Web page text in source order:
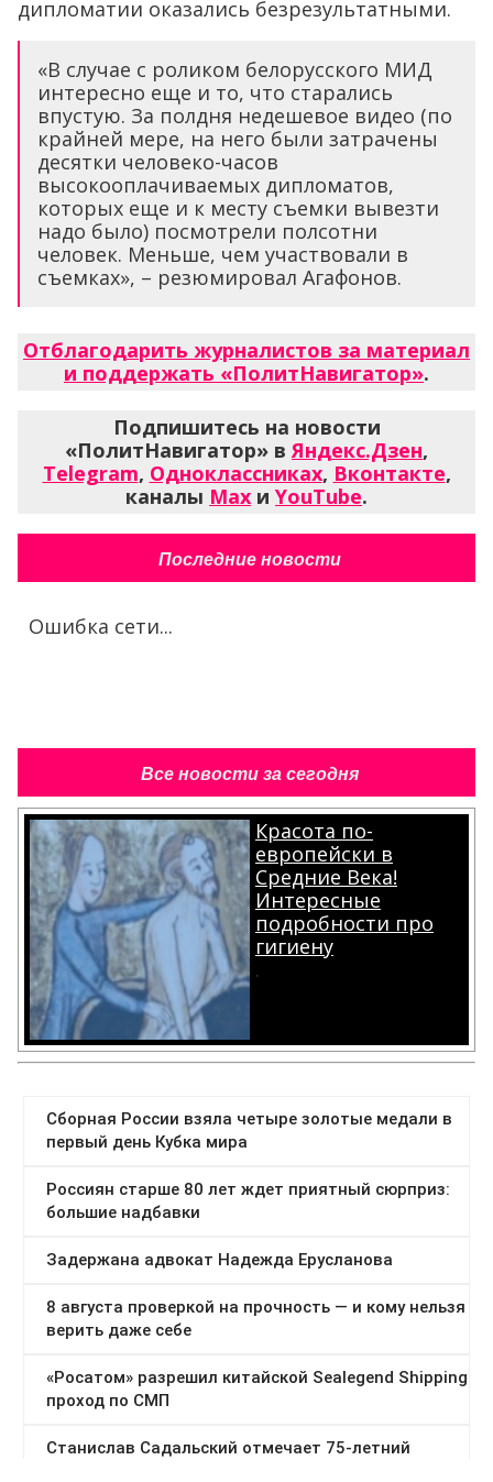
дипломатии оказались безрезультатными.
«В случае с роликом белорусского МИД
интересно еще и то, что старались
впустую. За полдня недешевое видео (по
крайней мере, на него были затрачены
десятки человеко-часов
высокооплачиваемых дипломатов,
которых еще и к месту съемки вывезти
надо было) посмотрели полсотни
человек. Меньше, чем участвовали в
съемках», – резюмировал Агафонов.
Отблагодарить журналистов за материал
и поддержать «ПолитНавигатор».
Подпишитесь на новости
«ПолитНавигатор» в Яндекс.Дзен,
Telegram, Одноклассниках, Вконтакте,
каналы Max и YouTube.
Последние новости
Ошибка сети...
Все новости за сегодня
Красота по-
европейски в
Средние Века!
Интересные
подробности про
гигиену
.